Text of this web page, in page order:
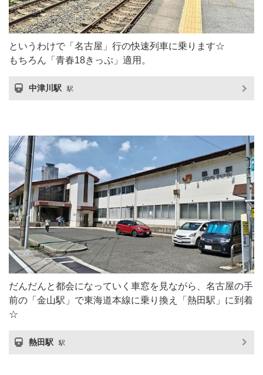
というわけで「名古屋」行の快速列車に乗ります☆
もちろん「青春18きっぷ」適用。
中津川駅 駅
だんだんと都会になっていく車窓を見ながら、名古屋の手
前の「金山駅」で東海道本線に乗り換え「熱田駅」に到着
☆
熱田駅 駅